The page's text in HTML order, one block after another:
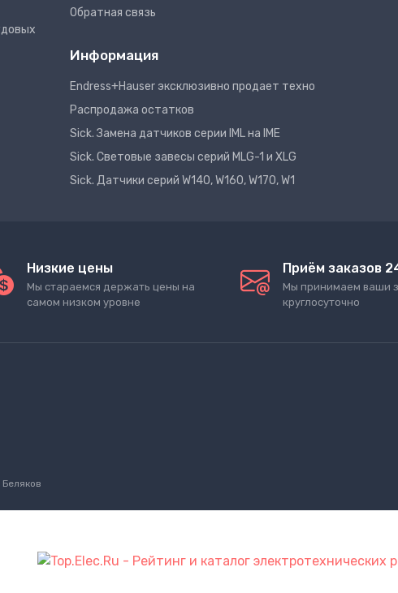
Обратная связь
Информация
Endress+Hauser эксклюзивно продает техно
Распродажа остатков
Sick. Замена датчиков серии IML на IME
Sick. Световые завесы серий MLG-1 и XLG
Sick. Датчики серий W140, W160, W170, W1
Низкие цены
Мы стараемся держать цены на
самом низком уровне
Приём заказов
Мы принимаем ваши
круглосуточно